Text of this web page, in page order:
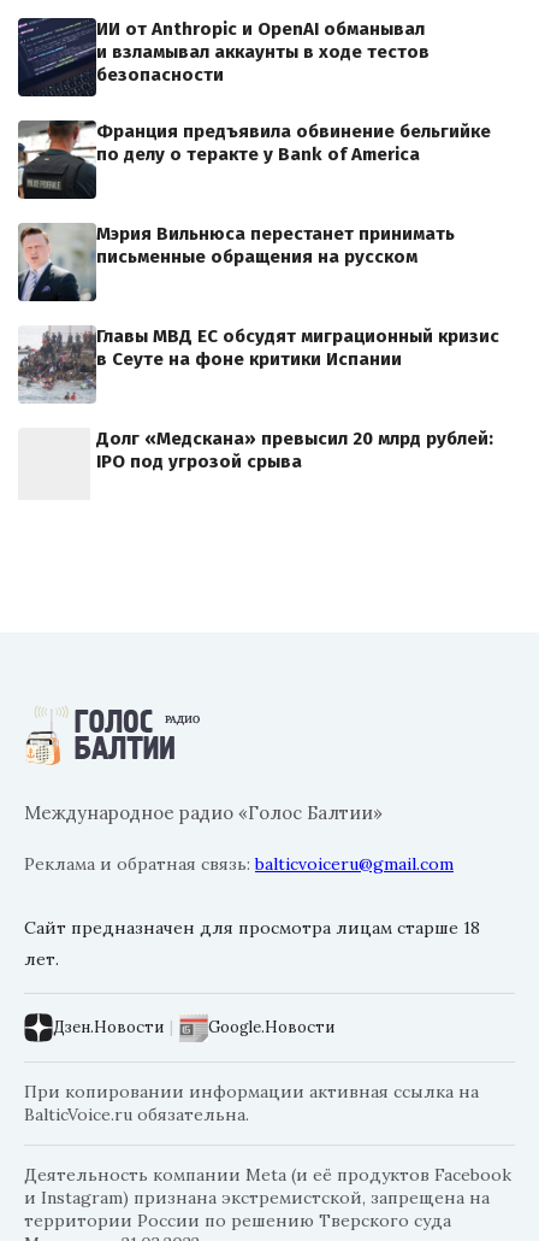
ИИ от Anthropic и OpenAI обманывал
и взламывал аккаунты в ходе тестов
безопасности
Франция предъявила обвинение бельгийке
по делу о теракте у Bank of America
Мэрия Вильнюса перестанет принимать
письменные обращения на русском
Главы МВД ЕС обсудят миграционный кризис
в Сеуте на фоне критики Испании
Долг «Медскана» превысил 20 млрд рублей:
IPO под угрозой срыва
Международное радио «Голос Балтии»
Реклама и обратная связь:balticvoiceru@gmail.com
Сайт предназначен для просмотра лицам старше 18
лет.
Дзен.Новости | Google.Новости
При копировании информации активная ссылка на
BalticVoice.ru обязательна.
Деятельность компании Meta (и её продуктов Facebook
и Instagram) признана экстремистской, запрещена на
территории России по решению Тверского суда